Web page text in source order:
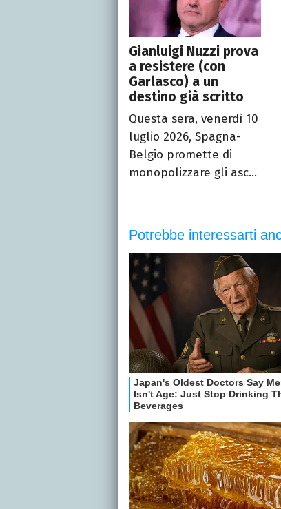
Gianluigi Nuzzi prova
a resistere (con
Garlasco) a un
destino già scritto
Questa sera, venerdì 10
luglio 2026, Spagna-
Belgio promette di
monopolizzare gli asc...